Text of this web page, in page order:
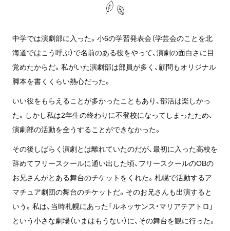
中学では演劇部に入った。小6の学習発表会（学芸会のことを北
海道ではこう呼ぶ）で名前のある役をやって、演劇の面白さに目
覚めたからだ。私がいた演劇部は部員が多く、顧問もオリジナル
脚本を書くくらい熱心だった。
いい役をもらえることが多かったこともあり、部活は楽しかっ
た。しかし私は2年生の終わりに不登校になってしまったため、
演劇部の活動を全うすることができなかった。
その後しばらく演劇とは離れていたのだが、最初に入った高校を
辞めてフリースクールに通い出した頃、フリースクールのOBの
お兄さんがとある舞台のチケットをくれた。札幌で活動するア
マチュア劇団の舞台のチケットだ。そのお兄さんも出演すると
いう。私は、当時札幌にあった「ルネッサンス・マリアテアトロ」
という小さな劇場（いまはもうない）に、その舞台を観に行った。